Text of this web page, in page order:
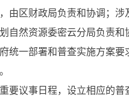
由区财政局负责和协调；
自然资源委密云分局负责
统一部署和普查实施方案
要议事日程，设立相应的